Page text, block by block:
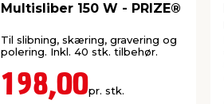
Multisliber 150 W - PRIZE®
Til slibning, skæring, gravering og
polering. Inkl. 40 stk. tilbehør.
198,00pr. stk.